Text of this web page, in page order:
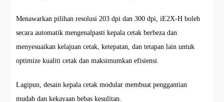
Menawarkan pilihan resolusi 203 dpi dan 300 dpi, iE2X-H boleh
secara automatik mengenalpasti kepala cetak berbeza dan
menyesuaikan kelajuan cetak, ketepatan, dan tetapan lain untuk
optimize kualiti cetak dan maksimumkan efisiensi.
Lagipun, desain kepala cetak modular membuat penggantian
mudah dan kekayaan bebas kesulitan.